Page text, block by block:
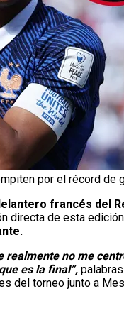
por el récord de
francés del
directa de esta
realmente no me
es la final”,
del torneo junto a